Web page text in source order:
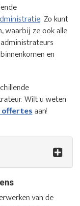
. Zo kunt
waarbij ze ook alle
en
Wilt u weten
aan!
van de